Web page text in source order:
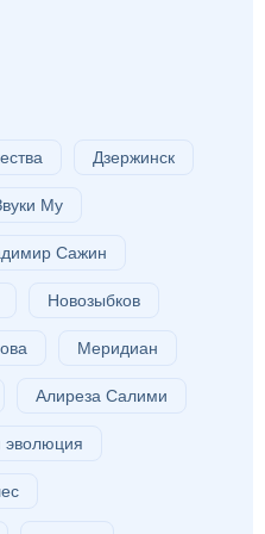
Дзержинск
Му
Сажин
Новозыбков
Меридиан
Алиреза Салими